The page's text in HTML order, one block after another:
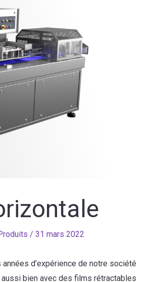
/ 31 mars 2022
d’expérience de notre société
bien avec des films rétractables